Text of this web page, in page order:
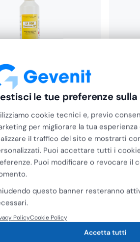
70
Pronto all'Uso Cute…
LH
€ 10,93
€8,96 +
le tue preferenze
cookie tecnici e, previo
per migliorare la tua esperienza
il traffico del sito e mostrarti
Puoi accettare tutti i
Puoi modificare o revocare il
questo banner resteranno
PolicyCookie Policy
Accetta tutti